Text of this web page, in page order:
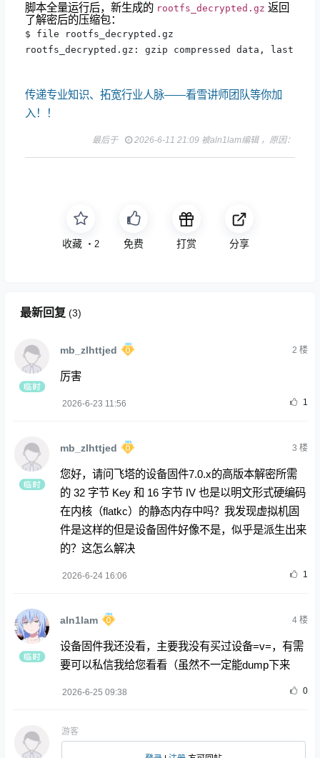
脚本全量运行后，新生成的 rootfs_decrypted.gz 返回
了解密后的压缩包：
$ file rootfs_decrypted.gz
rootfs_decrypted.gz: gzip compressed data, last
传递专业知识、拓宽行业人脉——看雪讲师团队等你加
入！！
最后于 2026-6-11 21:09 被aln1lam编辑 ，原因：
收藏 ・ 2 免费 打赏 分享
最新回复 (3)
mb_zlhttjed 2 楼
厉害
2026-6-23 11:56 1
mb_zlhttjed 3 楼
您好，请问飞塔的设备固件7.0.x的高版本解密所需
的 32 字节 Key 和 16 字节 IV 也是以明文形式硬编码
在内核（flatkc）的静态内存中吗？我发现虚拟机固
件是这样的但是设备固件好像不是，似乎是派生出来
的？这怎么解决
2026-6-24 16:06 1
aln1lam 4楼
设备固件我还没看，主要我没有买过设备=v=，有需
要可以私信我给您看看（虽然不一定能dump下来
2026-6-25 09:38 0
游客